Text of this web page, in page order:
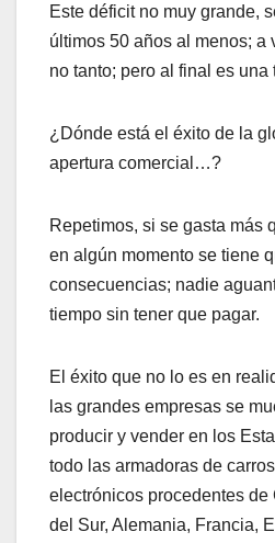
Este déficit no muy grande,
últimos 50 años al menos; a
no tanto; pero al final es
¿Dónde está el éxito de la
apertura comercial…?
Repetimos, si se gasta más
en algún momento se tiene
consecuencias; nadie
tiempo sin tener que pagar.
El éxito que no lo es en
las grandes empresas se
producir y vender en los
todo las armadoras de
electrónicos procedentes de
del Sur, Alemania, Francia,